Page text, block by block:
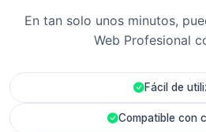
En tan solo unos minutos,
Web Profesional
Fácil de
Compatible con